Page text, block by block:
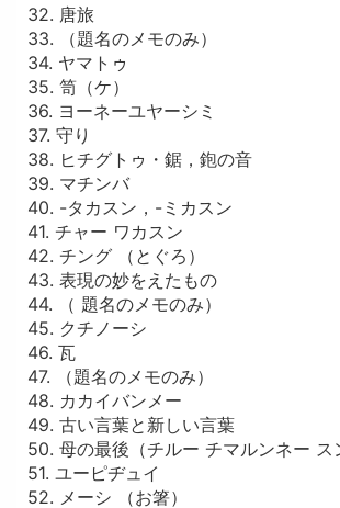
32. 唐旅
33. （題名のメモのみ）
34. ヤマトゥ
35. 笥（ケ）
36. ヨーネーユヤーシミ
37. 守り
38. ヒチグトゥ・鋸，鉋の音
39. マチンバ
40. -タカスン，-ミカスン
41. チャー ワカスン
42. チング （とぐろ）
43. 表現の妙をえたもの
44. （ 題名のメモのみ）
45. クチノーシ
46. 瓦
47. （題名のメモのみ）
48. カカイバンメー
49. 古い言葉と新しい言葉
50. 母の最後（チルー チマルンネー ス
51. ユーピヂュイ
52. メーシ （お箸）